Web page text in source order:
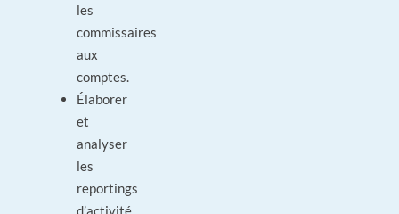
les
commissaires
aux
comptes.
Élaborer
et
analyser
les
reportings
d’activité